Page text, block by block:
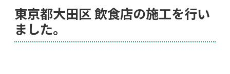
東京都大田区 飲食店の施工を行い
ました。